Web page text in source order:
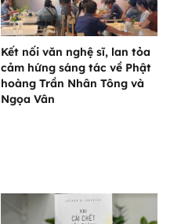
Kết nối văn nghệ sĩ, lan tỏa
cảm hứng sáng tác về Phật
hoàng Trần Nhân Tông và
Ngọa Vân